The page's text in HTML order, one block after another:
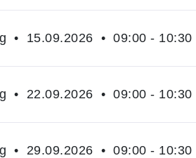
• 15.09.2026 • 09:00 - 10:30
• 22.09.2026 • 09:00 - 10:30
• 29.09.2026 • 09:00 - 10:30